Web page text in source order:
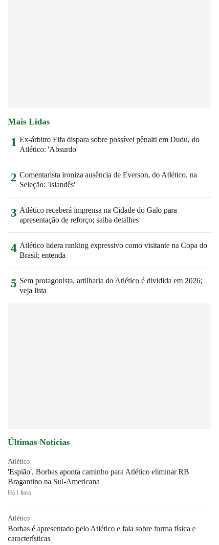
Mais Lidas
1 Ex-árbitro Fifa dispara sobre possível pênalti em Dudu, do
Atlético: 'Absurdo'
2 Comentarista ironiza ausência de Everson, do Atlético, na
Seleção: 'Islandês'
3 Atlético receberá imprensa na Cidade do Galo para
apresentação de reforço; saiba detalhes
4 Atlético lidera ranking expressivo como visitante na Copa do
Brasil; entenda
5 Sem protagonista, artilharia do Atlético é dividida em 2026;
veja lista
Últimas Notícias
Atlético
'Espião', Borbas aponta caminho para Atlético eliminar RB
Bragantino na Sul-Americana
Há 1 hora
Atlético
Borbas é apresentado pelo Atlético e fala sobre forma física e
características